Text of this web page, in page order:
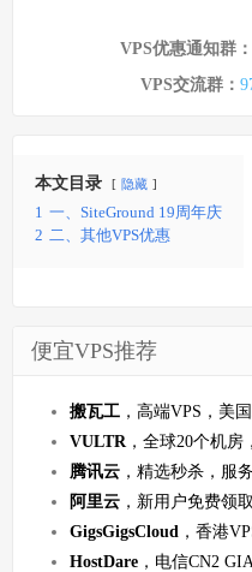
VPS优惠通知群：
VPS交流群：
本文目录 隐藏
1 一、SiteGround 19周年庆
2 二、其他VPS优惠
便宜VPS推荐
搬瓦工 ，高端VPS，美
VULTR ，全球20个机
腾讯云 ，精选秒杀，服
阿里云 ，新用户免费领
GigsGigsCloud ，香港
HostDare ，电信CN2